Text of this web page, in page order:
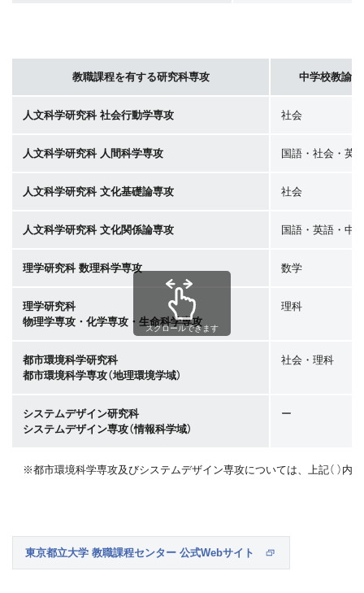
教職課程を有する研究科専攻 中学校教諭
人文科学研究科 社会行動学専攻 社会
人文科学研究科 人間科学専攻 国語・社会・英
人文科学研究科 文化基礎論専攻 社会
人文科学研究科 文化関係論専攻 国語・英語・中
理学研究科 数理科学専攻 数学
理学研究科
物理学専攻・化学専攻・生命科学専攻
理科
都市環境科学研究科
都市環境科学専攻（地理環境学域）
社会・理科
システムデザイン研究科
システムデザイン専攻（情報科学域）
ー
※都市環境科学専攻及びシステムデザイン専攻については、上記（ ）内
スクロールできます
東京都立大学 教職課程センター 公式Webサイト